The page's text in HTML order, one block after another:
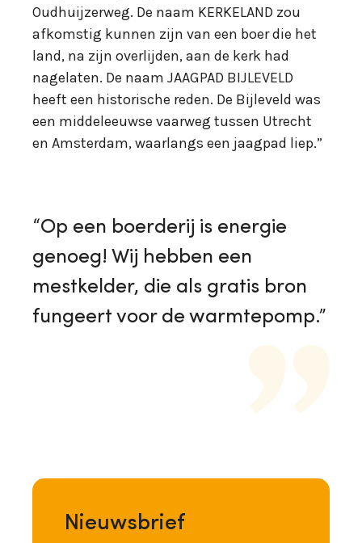
Oudhuijzerweg. De naam KERKELAND zou
afkomstig kunnen zijn van een boer die het
land, na zijn overlijden, aan de kerk had
nagelaten. De naam JAAGPAD BIJLEVELD
heeft een historische reden. De Bijleveld was
een middeleeuwse vaarweg tussen Utrecht
en Amsterdam, waarlangs een jaagpad liep.”
“Op een boerderij is energie
genoeg! Wij hebben een
mestkelder, die als gratis bron
fungeert voor de warmtepomp.”
Nieuwsbrief